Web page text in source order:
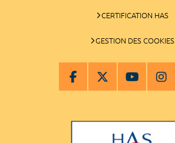
CERTIFICATION HAS
GESTION DES COOKIES